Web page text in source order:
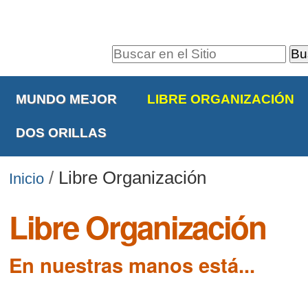
MUNDO MEJOR LIBRE ORGANIZACIÓN
DOS ORILLAS
Inicio / Libre Organización
Libre Organización
En nuestras manos está...